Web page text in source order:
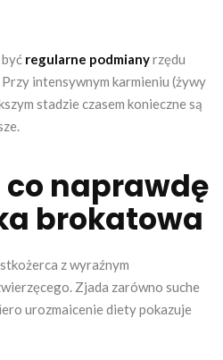
regularne podmianyrzędu
intensywnym karmieniu (żywy
stadzie czasem konieczne są
naprawdę
brokatowa
z wyraźnym
Zjada zarówno suche
urozmaicenie diety pokazuje